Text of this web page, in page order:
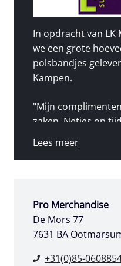
In opdracht van LK
we een grote
polsbandjes
Kampen.
"Mijn
zaken. Netjes op
Vanaf zaterdag
verkoop, en ben ik
Lees meer
Pro Merchandise
De Mors 77
7631 BA
+31(0)85-